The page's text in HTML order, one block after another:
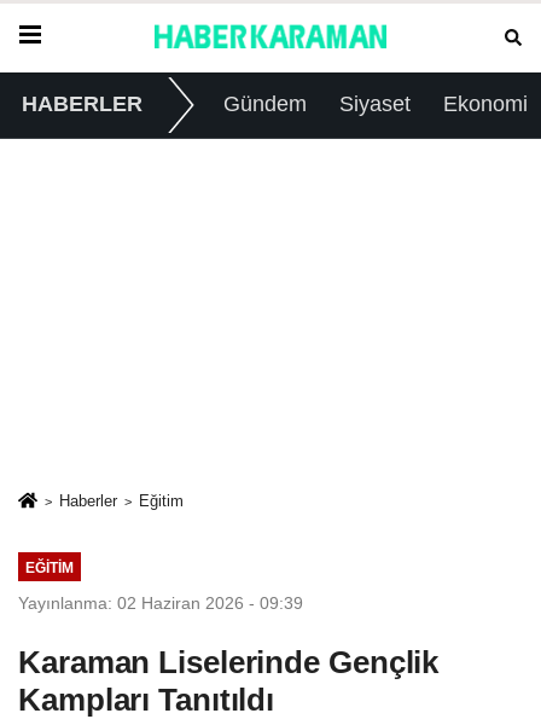
HABERLER Gündem Siyaset Ekonomi
Haberler Eğitim
EĞITIM
Yayınlanma: 02 Haziran 2026 - 09:39
Karaman Liselerinde Gençlik
Kampları Tanıtıldı